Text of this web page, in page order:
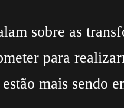
sobre as
para
mais sendo